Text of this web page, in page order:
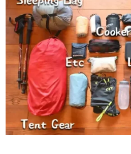
コップ、お皿
ライター
水
テント泊登山で最低
スアルファの持ち物